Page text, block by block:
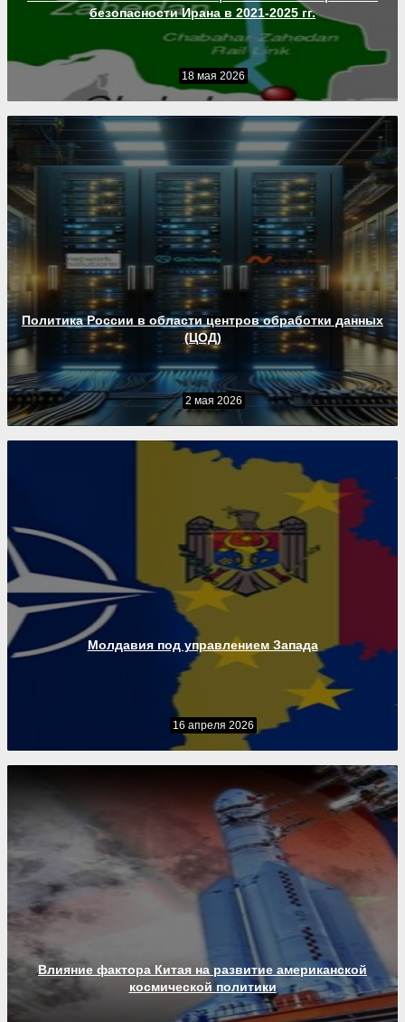
безопасности Ирана в 2021-2025 гг.
18 мая 2026
Политика России в области центров обработки данных
(ЦОД)
2 мая 2026
Молдавия под управлением Запада
16 апреля 2026
Влияние фактора Китая на развитие американской
космической политики